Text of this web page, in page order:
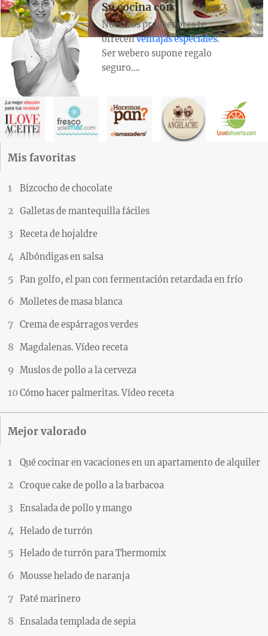
Su cocina con
Nuestros proveedores te
ofrecenventajas especiales.
Ser webero supone regalo
seguro….
Mis favoritas
Bizcocho de chocolate
Galletas de mantequilla fáciles
Receta de hojaldre
Albóndigas en salsa
Pan golfo, el pan con fermentación retardada en frío
Molletes de masa blanca
Crema de espárragos verdes
Magdalenas. Vídeo receta
Muslos de pollo a la cerveza
Cómo hacer palmeritas. Vídeo receta
Mejor valorado
Qué cocinar en vacaciones en un apartamento de alquiler
Croque cake de pollo a la barbacoa
Ensalada de pollo y mango
Helado de turrón
Helado de turrón para Thermomix
Mousse helado de naranja
Paté marinero
Ensalada templada de sepia